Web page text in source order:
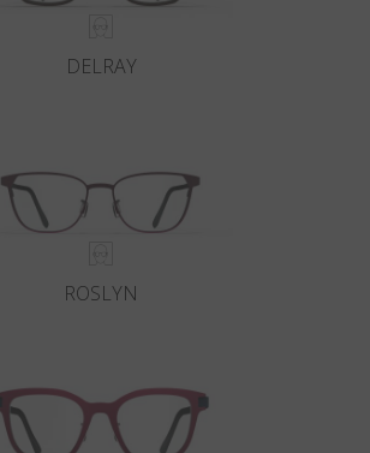
DELRAY
ROSLYN